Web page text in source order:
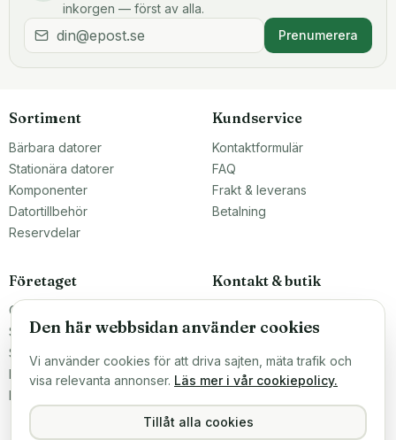
inkorgen — först av alla.
Prenumerera
Sortiment
Bärbara datorer
Stationära datorer
Komponenter
Datortillbehör
Reservdelar
Kundservice
Kontaktformulär
FAQ
Frakt & leverans
Betalning
Företaget
Om oss
Större inköp?
Sälj till oss
Köpvillkor
Kontakt & butik
Malmö, Sverige
ÖPPETTIDER
Hitta hit →
Den här webbsidan använder cookies
Vi använder cookies för att driva sajten, mäta trafik och
visa relevanta annonser. Läs mer i vår cookiepolicy.
Tillåt alla cookies